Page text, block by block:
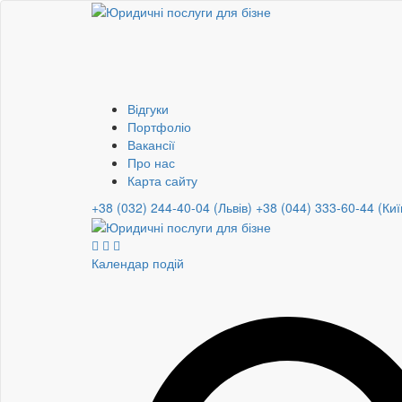
Відгуки
Портфоліо
Вакансії
Про нас
Карта сайту
+38 (032) 244-40-04 (Львів) +38 (044) 333-60-44
Календар подій